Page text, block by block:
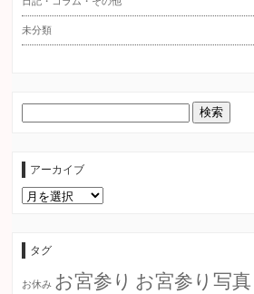
未分類
アーカイブ
ア
ー
タグ
お休み お宮参り お宮参り写真